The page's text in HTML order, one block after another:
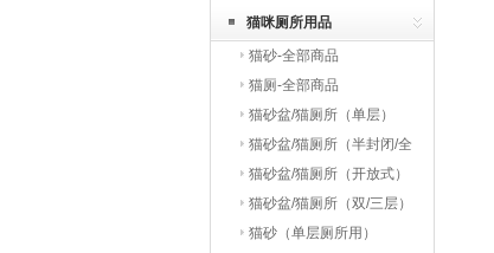
猫咪厕所用品
猫砂-全部商品
猫厕-全部商品
猫砂盆/猫厕所（单层）
猫砂盆/猫厕所（半封闭/全
封闭）
猫砂盆/猫厕所（开放式）
猫砂盆/猫厕所（双/三层）
猫砂（单层厕所用）